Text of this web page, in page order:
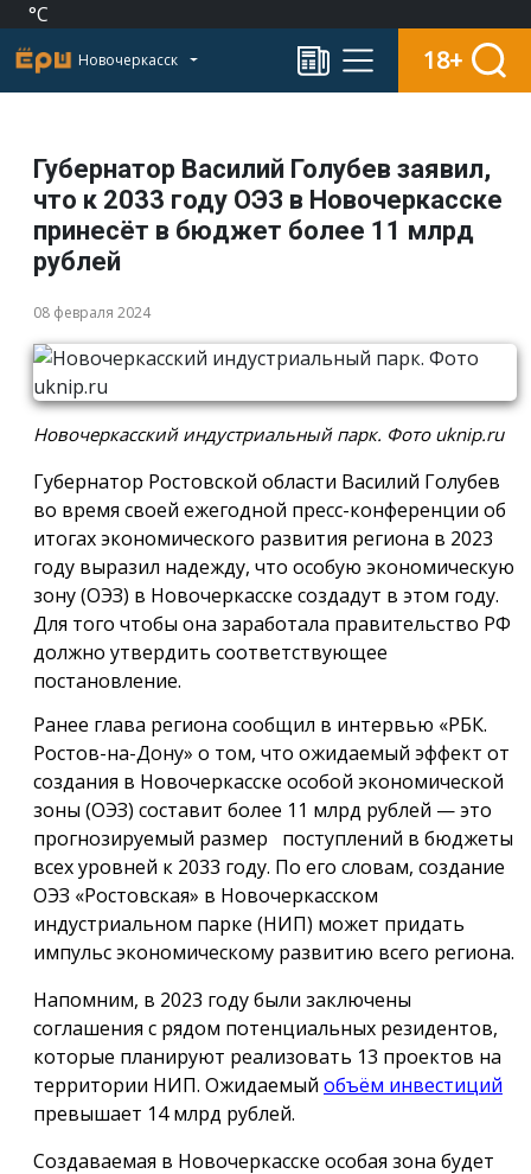
°C
Новочеркасск 18+
Губернатор Василий Голубев заявил,
что к 2033 году ОЭЗ в Новочеркасске
принесёт в бюджет более 11 млрд
рублей
08 февраля 2024
Новочеркасский индустриальный парк. Фото uknip.ru
Губернатор Ростовской области Василий Голубев
во время своей ежегодной пресс-конференции об
итогах экономического развития региона в 2023
году выразил надежду, что особую экономическую
зону (ОЭЗ) в Новочеркасске создадут в этом году.
Для того чтобы она заработала правительство РФ
должно утвердить соответствующее
постановление.
Ранее глава региона сообщил в интервью «РБК.
Ростов-на-Дону» о том, что ожидаемый эффект от
создания в Новочеркасске особой экономической
зоны (ОЭЗ) составит более 11 млрд рублей — это
прогнозируемый размер поступлений в бюджеты
всех уровней к 2033 году. По его словам, создание
ОЭЗ «Ростовская» в Новочеркасском
индустриальном парке (НИП) может придать
импульс экономическому развитию всего региона.
Напомним, в 2023 году были заключены
соглашения с рядом потенциальных резидентов,
которые планируют реализовать 13 проектов на
территории НИП. Ожидаемый объём инвестиций
превышает 14 млрд рублей.
Создаваемая в Новочеркасске особая зона будет